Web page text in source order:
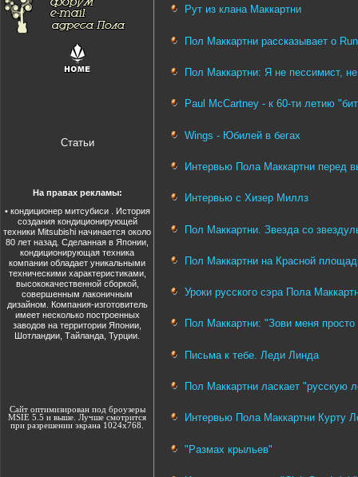
Статьи
На правах рекламы:
• кондиционер митсубиси. История
создания кондиционирующей
техники Mitsubishi начинается около
80 лет назад. Сделанная в Японии,
кондиционирующая техника
компании обладает уникальными
техническими характеристиками,
высококачественной сборкой,
совершенным лаконичным
дизайном. Компания-изготовитель
имеет несколько построенных
заводов на территории Японии,
Шотландии, Тайланда, Турции.
Сайт оптимизирован под броузеры
MSIE 5.5 и выше. Лучше смотрится
при разрешении экрана 1024х768.
Рут из клана Маккартни
Пол Маккартни рассказывает о
Пол Маккартни: Я не пессимист,
Paul McCartney - к 60-ти летию
Wings - Юбилей в бегах
Интервью Пола Маккартни перед
Интервью с Хизер Миллз
Пол Маккартни. Звезда со
Пол Маккартни на Красной
Уроки русского сэра Пола
Пол Маккартни: "Зови меня
Письма к тебе. Леди Линда
Пол Маккартни ласкает "русскую
Интервью Пола Маккартни Курту
"Размах крыльев"